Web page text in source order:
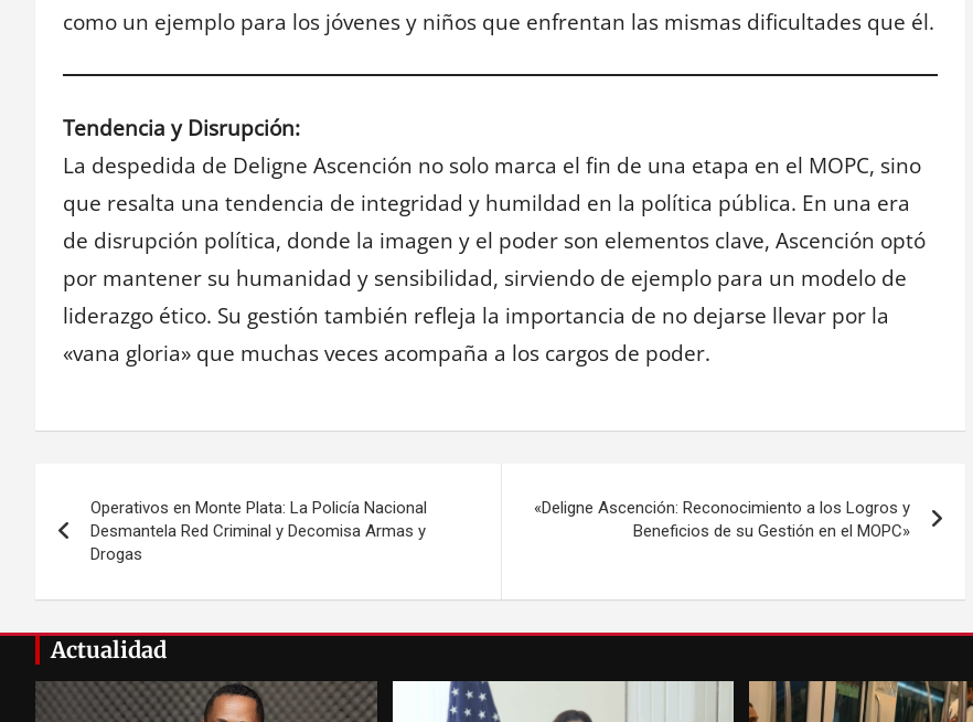
como un ejemplo para los jóvenes y niños que enfrentan las mismas dificultades que él.
Tendencia y Disrupción:
La despedida de Deligne Ascención no solo marca el fin de una etapa en el MOPC, sino
que resalta una tendencia de integridad y humildad en la política pública. En una era
de disrupción política, donde la imagen y el poder son elementos clave, Ascención optó
por mantener su humanidad y sensibilidad, sirviendo de ejemplo para un modelo de
liderazgo ético. Su gestión también refleja la importancia de no dejarse llevar por la
«vana gloria» que muchas veces acompaña a los cargos de poder.
de
entradas
Operativos en Monte Plata: La Policía Nacional
Desmantela Red Criminal y Decomisa Armas y
Drogas
«Deligne Ascención: Reconocimiento a los Logros y
Beneficios de su Gestión en el MOPC»
Actualidad